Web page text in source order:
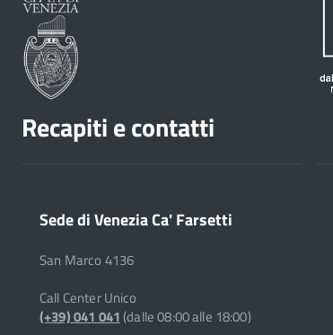
Recapiti e contatti
Sede di Venezia Ca' Farsetti
San Marco 4136
Call Center Unico
(+39) 041 041(dalle 08:00 alle 18:00)